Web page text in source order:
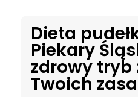
Dieta
Piekary
zdrowy tryb
Twoich